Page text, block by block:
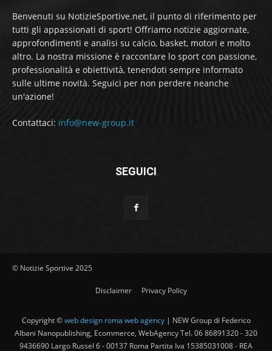
Benvenuti su NotizieSportive.net, il punto di riferimento per
tutti gli appassionati di sport! Offriamo notizie aggiornate,
approfondimenti e analisi su calcio, basket, motori e molto
altro. La nostra missione è raccontare lo sport con passione,
professionalità e obiettività, tenendoti sempre informato
sulle ultime novità. Seguici per non perdere neanche
un'azione!
Contattaci: info@new-group.it
SEGUICI
© Notizie Sportive 2025
Disclaimer Privacy Policy
Copyright ©web design roma web agency| NEW Group di Federico
Albani Nanopublishing, Ecommerce, WebAgency Tel. 06 86891320 - 320
9436690 Largo Russel 6 - 00137 Roma Partita Iva 15385031008 - REA